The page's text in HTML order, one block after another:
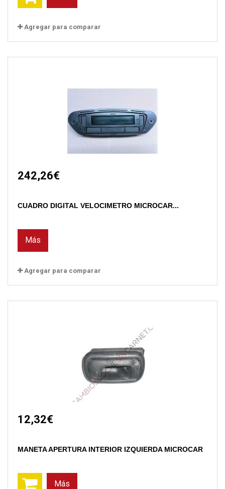
Agregar para comparar
242,26€
CUADRO DIGITAL VELOCIMETRO MICROCAR...
Más
Agregar para comparar
12,32€
MANETA APERTURA INTERIOR IZQUIERDA MICROCAR
Más